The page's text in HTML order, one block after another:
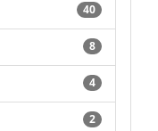
40
8
4
2